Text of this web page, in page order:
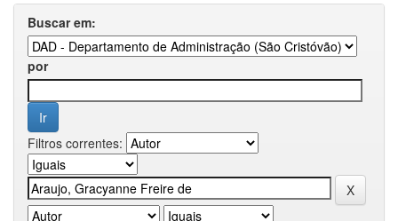
Buscar em:
por
Filtros correntes: